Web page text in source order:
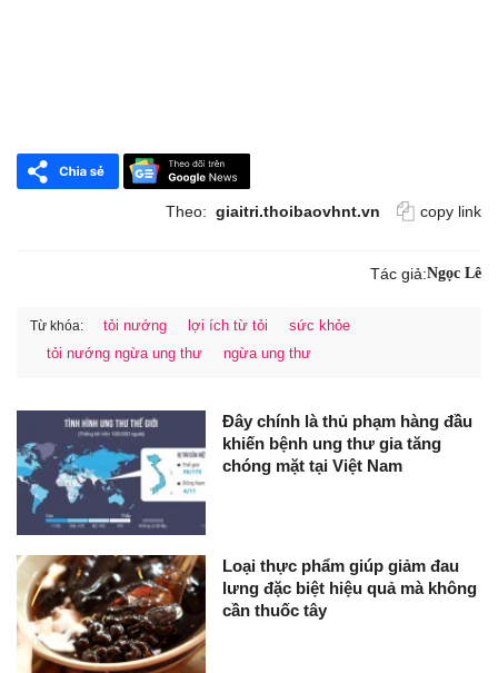
Theo: giaitri.thoibaovhnt.vn copy link
Tác giả:Ngọc Lê
Từ khóa: tỏi nướng lợi ích từ tỏi
sức khỏe
tỏi nướng ngừa ung thư
ngừa ung thư
Đây chính là thủ phạm hàng đầu
khiến bệnh ung thư gia tăng
chóng mặt tại Việt Nam
Loại thực phẩm giúp giảm đau
lưng đặc biệt hiệu quả mà không
cần thuốc tây